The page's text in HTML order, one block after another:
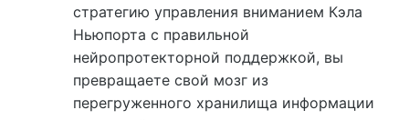
стратегию управления вниманием Кэла
Ньюпорта с правильной
нейропротекторной поддержкой, вы
превращаете свой мозг из
перегруженного хранилища информации